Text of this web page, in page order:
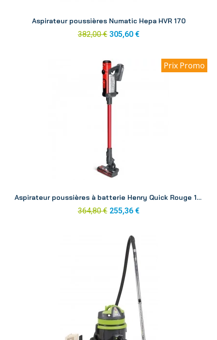
Aspirateur poussières Numatic Hepa HVR 170
382,00 € 305,60 €
Prix Promo
Aspirateur poussières à batterie Henry Quick Rouge 1 batterie
364,80 € 255,36 €